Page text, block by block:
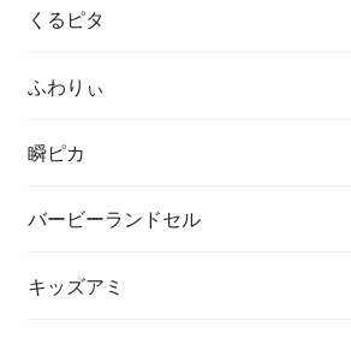
くるピタ
ふわりぃ
瞬ピカ
バービーランドセル
キッズアミ